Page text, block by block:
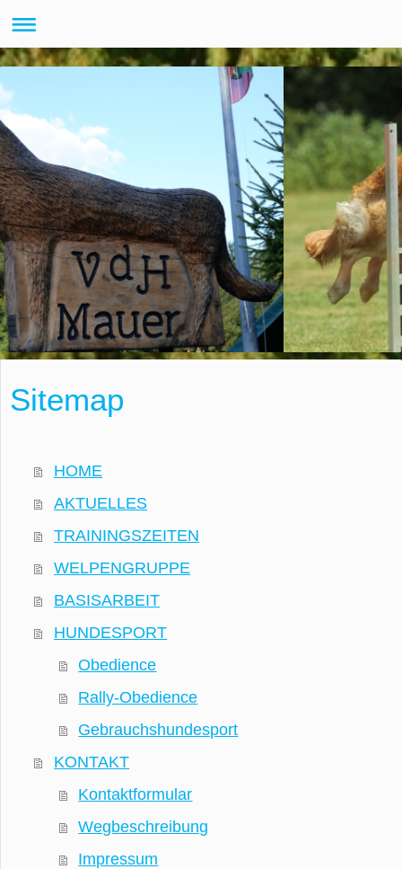
Sitemap
HOME
AKTUELLES
TRAININGSZEITEN
WELPENGRUPPE
BASISARBEIT
HUNDESPORT
Obedience
Rally-Obedience
Gebrauchshundesport
KONTAKT
Kontaktformular
Wegbeschreibung
Impressum